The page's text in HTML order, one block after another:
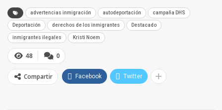
advertencias inmigración autodeportación campaña DHS
Deportación derechos de los inmigrantes Destacado
inmigrantes ilegales Kristi Noem
0
48
Compartir Facebook Twitter